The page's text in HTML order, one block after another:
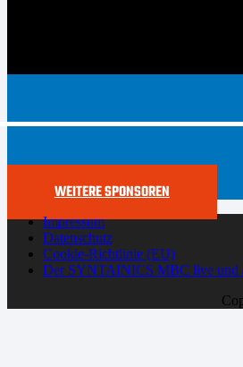
WEITERE SPONSOREN
Impressum
Datenschutz
Cookie-Richtlinie (EU)
Der SYNTAINICS MBC live und